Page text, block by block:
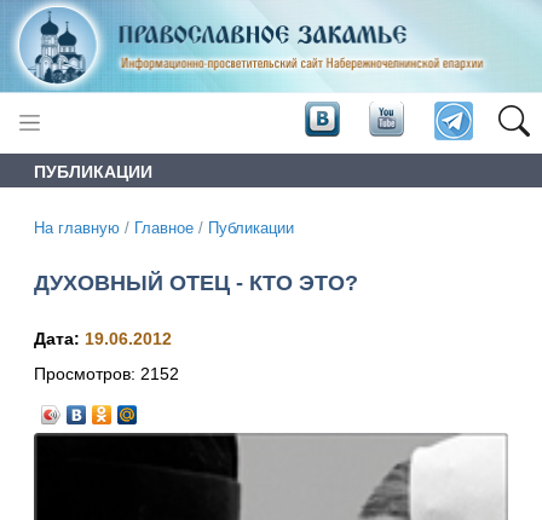
ПУБЛИКАЦИИ
На главную / Главное / Публикации
ДУХОВНЫЙ ОТЕЦ - КТО ЭТО?
Дата: 19.06.2012
Просмотров: 2152